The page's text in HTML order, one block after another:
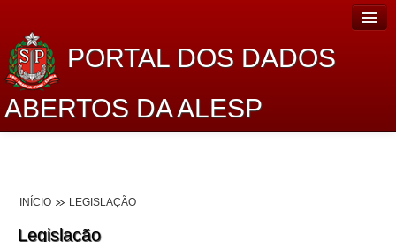
PORTAL DOS DADOS
ABERTOS DA ALESP
Dados Abertos Alesp
INÍCIO LEGISLAÇÃO
Legislação